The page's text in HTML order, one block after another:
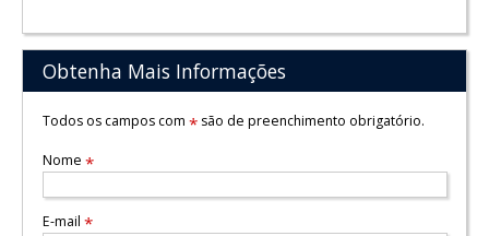
Obtenha Mais Informações
Todos os campos com *são de preenchimento obrigatório.
Nome *
E-mail *